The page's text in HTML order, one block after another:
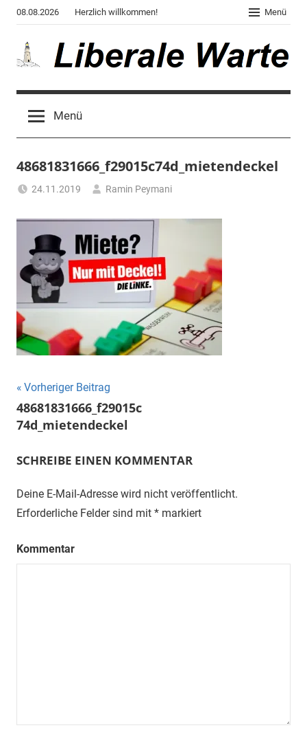
Zum
Inhalt
springen
08.08.2026 Herzlich willkommen! Menü
Liberale
Warte
des
"Corona,
Gendergaga",
"Chronik
des
Untergangs",
"Hexenjagd",
"Das
Grauen"
und
Menü
48681831666_f29015c74d_mietendeckel
24.11.2019 Ramin Peymani
Beitragsnavigation
Vorheriger Beitrag
48681831666_f29015c
74d_mietendeckel
SCHREIBE EINEN KOMMENTAR
Deine E-Mail-Adresse wird nicht veröffentlicht.
Erforderliche Felder sind mit * markiert
Kommentar